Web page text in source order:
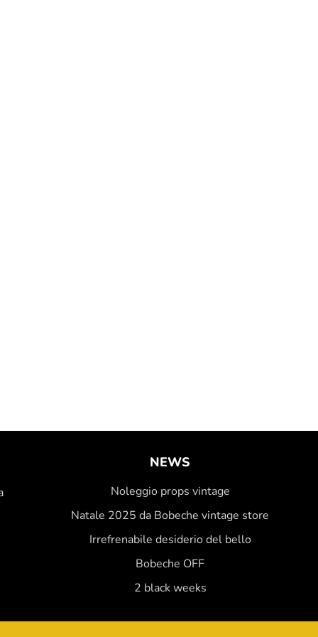
NEWS
Noleggio props vintage
Natale 2025 da Bobeche vintage store
Irrefrenabile desiderio del bello
Bobeche OFF
2 black weeks